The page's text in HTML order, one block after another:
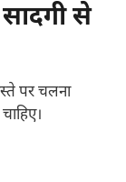
से
पर चलना